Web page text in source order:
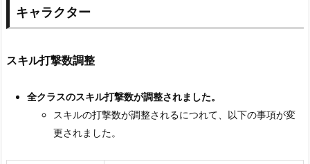
キャラクター
スキル打撃数調整
全クラスのスキル打撃数が調整されました。
スキルの打撃数が調整されるにつれて、以下の事項が変
更されました。